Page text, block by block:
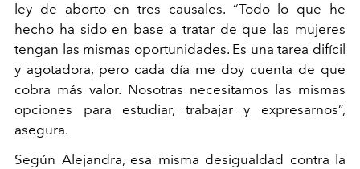
ley de aborto en tres causales. “Todo lo que he
hecho ha sido en base a tratar de que las mujeres
tengan las mismas oportunidades. Es una tarea difícil
y agotadora, pero cada día me doy cuenta de que
cobra más valor. Nosotras necesitamos las mismas
opciones para estudiar, trabajar y expresarnos”,
asegura.
Según Alejandra, esa misma desigualdad contra la